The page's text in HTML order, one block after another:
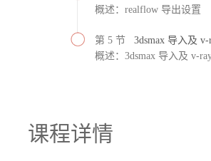
概述：realflow 导出设置
第 5 节 3dsmax 导入及
概述：3dsmax 导入及 v-
课程详情